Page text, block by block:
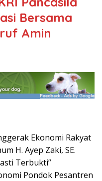
Bersama
Amin
Ekonomi Rakyat
H. Ayep Zaki, SE.
Terbukti”
Pondok Pesantren